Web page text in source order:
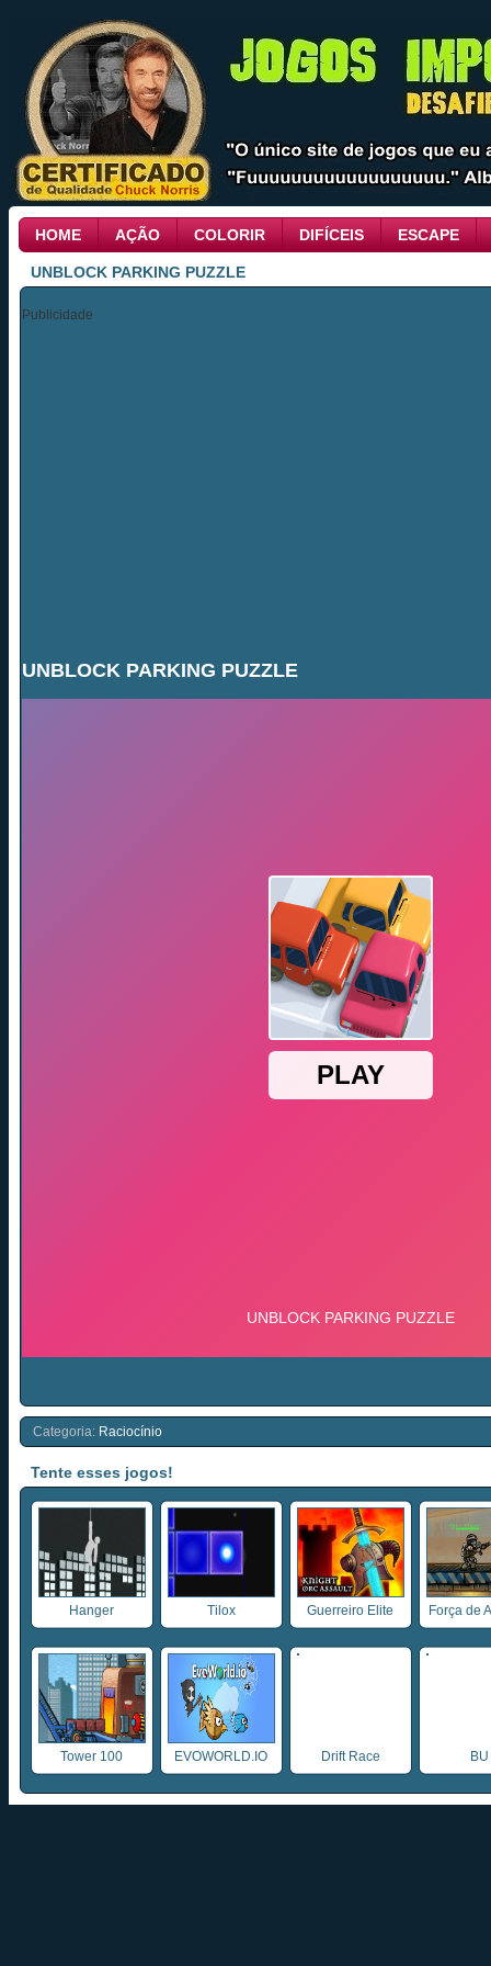
HOME AÇÃO COLORIR DIFÍCEIS ESCAPE
UNBLOCK PARKING PUZZLE
Publicidade
UNBLOCK PARKING PUZZLE
Categoria: Raciocínio
Tente esses jogos!
Hanger Tilox Guerreiro Elite Força de
Tower 100 EVOWORLD.IO Drift Race BU